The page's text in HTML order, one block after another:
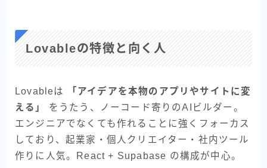
Lovableの特徴と向く人
Lovableは
「アイデアを本物のアプリやサイトに変
える」
をうたう、ノーコード寄りのAIビルダー。
エンジニアでなくても作れることに強くフォーカス
しており、起業家・個人クリエイター・社内ツール
作りに人気。React + Supabase の構成が中心。